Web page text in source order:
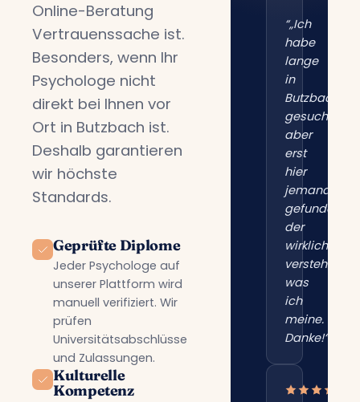
Online-Beratung
Vertrauenssache ist.
Besonders, wenn Ihr
Psychologe nicht
direkt bei Ihnen vor
Ort in Butzbach ist.
Deshalb garantieren
wir höchste
Standards.
Geprüfte Diplome
Jeder Psychologe auf
unserer Plattform wird
manuell verifiziert. Wir
prüfen
Universitätsabschlüsse
und Zulassungen.
Kulturelle
Kompetenz
“„Ich
habe
lange
in
Butzbach
gesucht,
aber
erst
hier
jemanden
gefunden,
der
wirklich
versteht,
was
ich
meine.
Danke!“”